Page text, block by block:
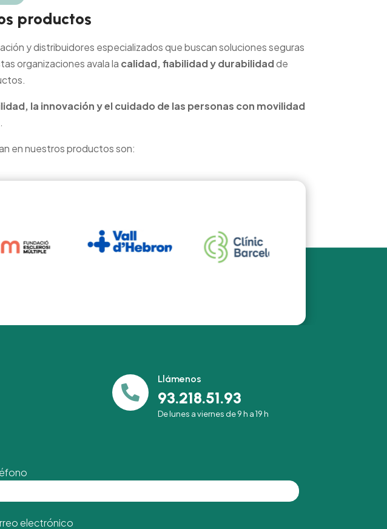
productos
y distribuidores especializados que buscan soluciones seguras
organizaciones avala la calidad, fiabilidad y durabilidadde
la innovación y el cuidado de las personas con movilidad
.
en nuestros productos son:

Llámenos
93.218.51.93
De lunes a viernes de 9 h a 19 h
electrónico